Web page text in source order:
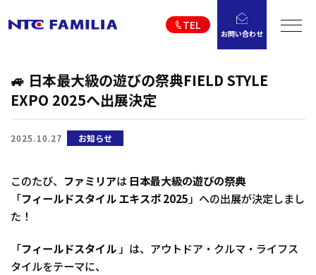
TEL
お問い合わせ
🚙 日本最大級の遊びの祭典FIELD STYLE
EXPO 2025へ出展決定
2025.10.27 お知らせ
このたび、 ファミリアは 日本最大級の遊びの祭典
「フィールドスタイル エキスポ 2025 」への出展が決定しまし
た！
「フィールドスタイル 」は、アウトドア・クルマ・ライフス
タイルをテーマに、